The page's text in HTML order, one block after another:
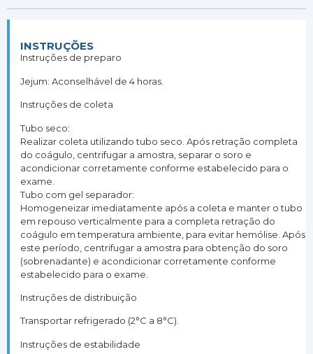
INSTRUÇÕES
Instruções de preparo
Jejum: Aconselhável de 4 horas.
Instruções de coleta
Tubo seco:
Realizar coleta utilizando tubo seco. Após retração completa
do coágulo, centrifugar a amostra, separar o soro e
acondicionar corretamente conforme estabelecido para o
exame.
Tubo com gel separador:
Homogeneizar imediatamente após a coleta e manter o tubo
em repouso verticalmente para a completa retração do
coágulo em temperatura ambiente, para evitar hemólise. Após
este período, centrifugar a amostra para obtenção do soro
(sobrenadante) e acondicionar corretamente conforme
estabelecido para o exame.
Instruções de distribuição
Transportar refrigerado (2°C a 8°C).
Instruções de estabilidade